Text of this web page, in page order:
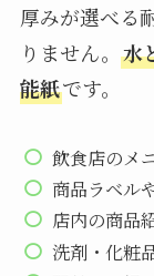
厚みが選べる
りません。 水
能紙です。
飲食店のメ
商品ラベル
店内の商品
洗剤・化粧